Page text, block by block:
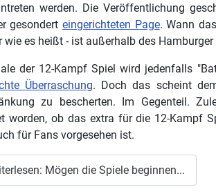
werden. Die Veröffentlichung
gesondert eingerichteten Page. Wann
wie es heißt - ist außerhalb des
der 12-Kampf Spiel wird jedenfalls
Überraschung. Doch das scheint
zu bescherten. Im Gegenteil.
worden, ob das extra für die 12-Kampf
für Fans vorgesehen ist.
Mögen die Spiele beginnen...